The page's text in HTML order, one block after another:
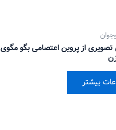
از پروین اعتصامی بگو مگوی
بیشتر